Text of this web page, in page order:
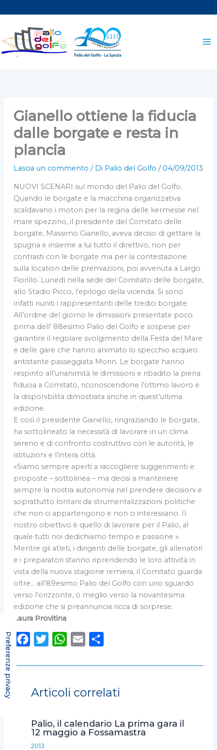
al
contenuto
Gianello ottiene la fiducia
dalle borgate e resta in
plancia
Lascia un commento / Di Palio del Golfo / 04/09/2013
NUOVI SCENARI sul mondo del Palio del Golfo.
Quando le borgate e la macchina organizzativa
scaldavano i motori per la regina delle kermesse nel
mare spezzino, il presidente del Comitato delle
borgate, Massimo Gianello, aveva deciso di gettare la
spugna e insieme a lui tutto il direttivo, non per
contrasti con le borgate ma per la contestazione
sulla location delle premiazioni, poi avvenuta a Largo
Fiorillo. Lunedì nella sede del Comitato delle borgate,
allo Stadio Picco, l’epilogo della vicenda. Si sono
infatti riuniti i rappresentanti delle tredici borgate.
All’ordine del giorno le dimissioni presentate poco
prima dell’ 88esimo Palio del Golfo e sospese per
garantire il regolare svolgimento della Festa del Mare
e delle gare che hanno animato lo specchio acqueo
antistante passeggiata Morin. Le borgate hanno
respinto all’unanimità le dimissioni e ribadito la piena
fiducia a Comitato, riconoscendone l’ottimo lavoro e
la disponibilità dimostrata anche in quest’ultima
edizione.
E così il presidente Gianello, ringraziando le borgate,
ha sottolineato la necessità di lavorare in un clima
sereno e di confronto costruttivo con le autorità, le
istituzioni e l’intera città.
«Siamo sempre aperti a raccogliere suggerimenti e
proposte – sottolinea – ma decisi a mantenere
sempre la nostra autonomia nel prendere decisioni e
soprattutto lontani da strumentalizzazioni politiche
che non ci appartengono e non ci interessano. Il
nostro obiettivo è quello di lavorare per il Palio, al
quale tutti noi dedichiamo tempo e passione ».
Mentre gli atleti, i dirigenti delle borgate, gli allenatori
e i preparatori stanno riprendendo le loro attività in
vista della nuova stagione remiera, il Comitato guarda
oltre… all’89esimo Palio del Golfo con uno sguardo
verso l’orizzonte, o meglio verso la novantesima
edizione che si preannuncia ricca di sorprese.
Laura Provitina
c
b
o
i
t
r
W
a
s
p
a
l
n
i
i
Articoli correlati
Palio, il calendario La prima gara il
12 maggio a Fossamastra
2013